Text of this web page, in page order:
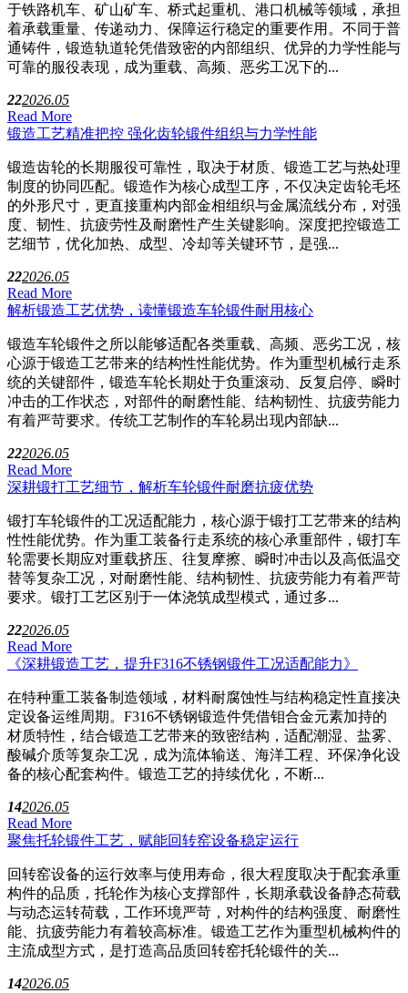
于铁路机车、矿山矿车、桥式起重机、港口机械等领域，承担
着承载重量、传递动力、保障运行稳定的重要作用。不同于普
通铸件，锻造轨道轮凭借致密的内部组织、优异的力学性能与
可靠的服役表现，成为重载、高频、恶劣工况下的...
222026.05
Read More
锻造工艺精准把控 强化齿轮锻件组织与力学性能
锻造齿轮的长期服役可靠性，取决于材质、锻造工艺与热处理
制度的协同匹配。锻造作为核心成型工序，不仅决定齿轮毛坯
的外形尺寸，更直接重构内部金相组织与金属流线分布，对强
度、韧性、抗疲劳性及耐磨性产生关键影响。深度把控锻造工
艺细节，优化加热、成型、冷却等关键环节，是强...
222026.05
Read More
解析锻造工艺优势，读懂锻造车轮锻件耐用核心
锻造车轮锻件之所以能够适配各类重载、高频、恶劣工况，核
心源于锻造工艺带来的结构性性能优势。作为重型机械行走系
统的关键部件，锻造车轮长期处于负重滚动、反复启停、瞬时
冲击的工作状态，对部件的耐磨性能、结构韧性、抗疲劳能力
有着严苛要求。传统工艺制作的车轮易出现内部缺...
222026.05
Read More
深耕锻打工艺细节，解析车轮锻件耐磨抗疲优势
锻打车轮锻件的工况适配能力，核心源于锻打工艺带来的结构
性性能优势。作为重工装备行走系统的核心承重部件，锻打车
轮需要长期应对重载挤压、往复摩擦、瞬时冲击以及高低温交
替等复杂工况，对耐磨性能、结构韧性、抗疲劳能力有着严苛
要求。锻打工艺区别于一体浇筑成型模式，通过多...
222026.05
Read More
《深耕锻造工艺，提升F316不锈钢锻件工况适配能力》
在特种重工装备制造领域，材料耐腐蚀性与结构稳定性直接决
定设备运维周期。F316不锈钢锻造件凭借钼合金元素加持的
材质特性，结合锻造工艺带来的致密结构，适配潮湿、盐雾、
酸碱介质等复杂工况，成为流体输送、海洋工程、环保净化设
备的核心配套构件。锻造工艺的持续优化，不断...
142026.05
Read More
聚焦托轮锻件工艺，赋能回转窑设备稳定运行
回转窑设备的运行效率与使用寿命，很大程度取决于配套承重
构件的品质，托轮作为核心支撑部件，长期承载设备静态荷载
与动态运转荷载，工作环境严苛，对构件的结构强度、耐磨性
能、抗疲劳能力有着较高标准。锻造工艺作为重型机械构件的
主流成型方式，是打造高品质回转窑托轮锻件的关...
142026.05